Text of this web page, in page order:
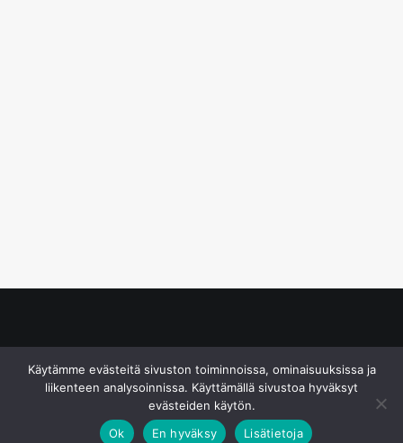
Käytämme evästeitä sivuston toiminnoissa, ominaisuuksissa ja
liikenteen analysoinnissa. Käyttämällä sivustoa hyväksyt
evästeiden käytön.
Ok
En hyväksy Lisätietoja